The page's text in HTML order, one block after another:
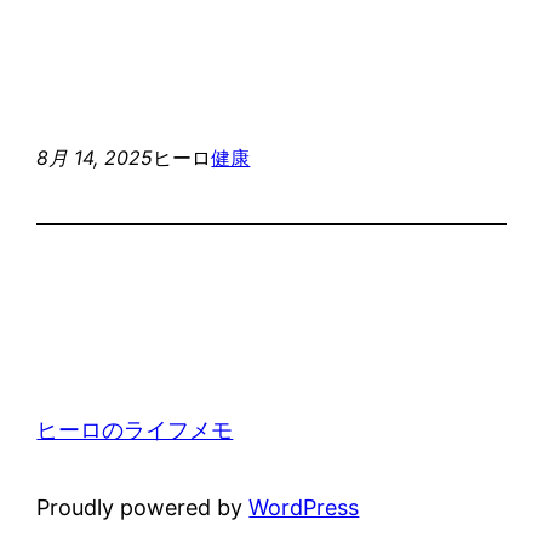
8月 14, 2025ヒーロ健康
ヒーロのライフメモ
Proudly powered byWordPress